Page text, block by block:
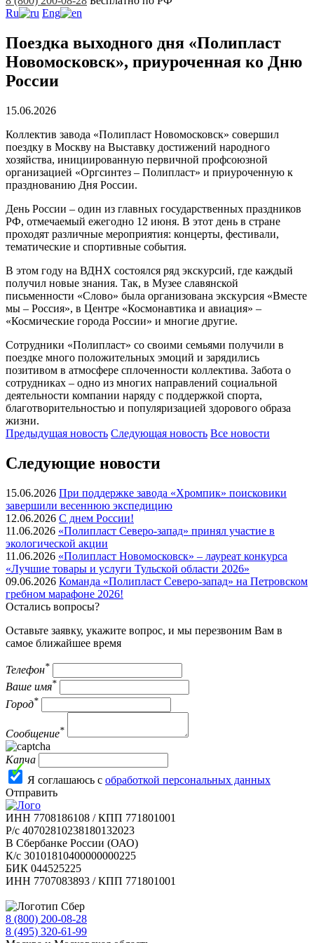
Ru
Eng
Поездка выходного дня «Полипласт
Новомосковск», приуроченная ко Дню
России
15.06.2026
Коллектив завода «Полипласт Новомосковск» совершил
поездку в Москву на Выставку достижений народного
хозяйства, инициированную первичной профсоюзной
организацией «Оргсинтез – Полипласт» и приуроченную к
празднованию Дня России.
День России – один из главных государственных праздников
РФ, отмечаемый ежегодно 12 июня. В этот день в стране
проходят различные мероприятия: концерты, фестивали,
тематические и спортивные события.
В этом году на ВДНХ состоялся ряд экскурсий, где каждый
получил новые знания. Так, в Музее славянской
письменности «Слово» была организована экскурсия «Вместе
мы – Россия», в Центре «Космонавтика и авиация» –
«Космические города России» и многие другие.
Сотрудники «Полипласт» со своими семьями получили в
поездке много положительных эмоций и зарядились
позитивом в атмосфере сплоченности коллектива. Забота о
сотрудниках – одно из многих направлений социальной
деятельности компании наряду с поддержкой спорта,
благотворительностью и популяризацией здорового образа
жизни.
Предыдущая новость Следующая новость Все новости
Следующие новости
15.06.2026 При поддержке завода «Хромпик» поисковики
завершили весеннюю экспедицию
12.06.2026 С днем России!
11.06.2026 «Полипласт Северо-запад» принял участие в
экологической акции
11.06.2026 «Полипласт Новомосковск» – лауреат конкурса
«Лучшие товары и услуги Тульской области 2026»
09.06.2026 Команда «Полипласт Северо-запад» на Петровском
гребном марафоне 2026!
Остались вопросы?
Оставьте заявку, укажите вопрос, и мы перезвоним Вам в
самое ближайшее время
Телефон*
Ваше имя*
Город*
Сообщение*
Капча
Я соглашаюсь с обработкой персональных данных
Отправить
ИНН 7708186108 / КПП 771801001
Р/с 40702810238180132023
В Сбербанке России (ОАО)
К/с 30101810400000000225
БИК 044525225
ИНН 7707083893 / КПП 771801001
8 (800) 200-08-28
8 (495) 320-61-99